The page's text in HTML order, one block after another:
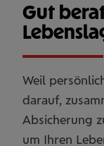
Gut
Weil
darauf,
Absicherung
um Ihren